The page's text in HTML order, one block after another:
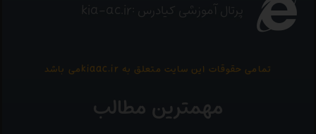
پرتال آموزشی کیادرس :kia-ac.ir
تمامی حقوقات این سایت متعلق به kiaac.irمی باشد
مهمترین مطالب